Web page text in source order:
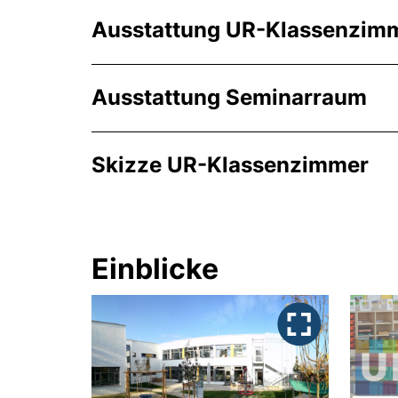
Ausstattung UR-
Ausstattung Seminarraum
Skizze UR-Klassenzimmer
Einblicke